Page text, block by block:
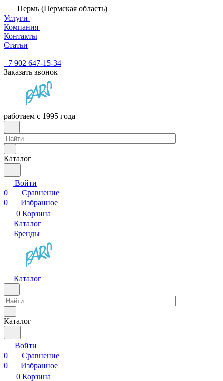
Пермь (Пермская область)
Услуги
Компания
Контакты
Статьи
+7 902 647-15-34
Заказать звонок
работаем с 1995 года
Каталог
Войти
0
Сравнение
0
Избранное
0 Корзина
Каталог
Бренды
Каталог
Каталог
Войти
0
Сравнение
0
Избранное
0 Корзина